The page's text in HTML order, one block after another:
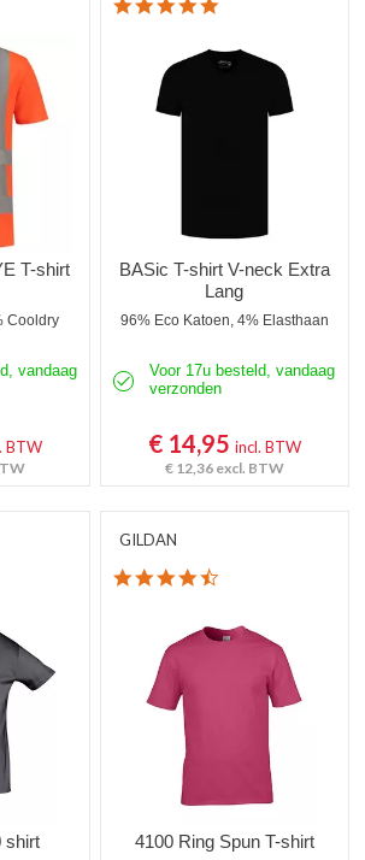
T-shirt
Cooldry
vandaag
BTW
BASic T-shirt V-neck Extra
Lang
96% Eco Katoen, 4% Elasthaan
Voor 17u besteld, vandaag
verzonden
€ 14,95 incl. BTW
€ 12,36 excl. BTW
shirt
GILDAN
4100 Ring Spun T-shirt